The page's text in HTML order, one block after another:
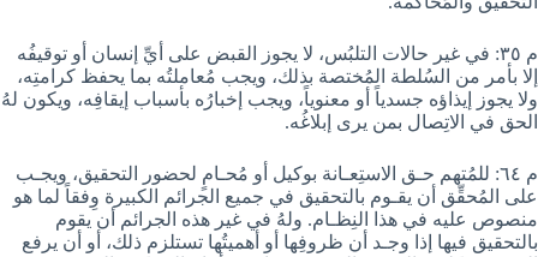
م ٣٥: في غير حالات التلبُس، لا يجوز القبض على أيِّ إنسان أو توقيفُه
إلا بأمر من السُلطة المُختصة بذلك، ويجب مُعاملتُه بما يحفظ كرامتِه،
ولا يجوز إيذاؤه جسدياً أو معنوياً، ويجب إخبارُه بأسباب إيقافِه، ويكون لهُ
الحق في الاتِصال بمن يرى إبلاغُه.
م ٦٤: للمُتهم حـق الاستِعـانة بوكيل أو مُحـامٍ لحضور التحقيق، ويجـب
على المُحقِّق أن يقـوم بالتحقيق في جميع الجرائم الكبيرة وِفقاً لما هو
منصوص عليه في هذا النِظـام. ولهُ في غير هذه الجرائم أن يقوم
بالتحقيق فيها إذا وجـد أن ظروفِها أو أهميتُها تستلزم ذلك، أو أن يرفع